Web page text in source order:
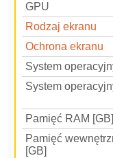
GPU
Rodzaj ekranu
Ochrona ekranu
System
System
Pamięć RAM [GB]
Pamięć
[GB]